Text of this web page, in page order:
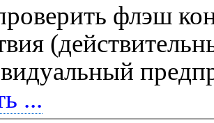
флэш
...